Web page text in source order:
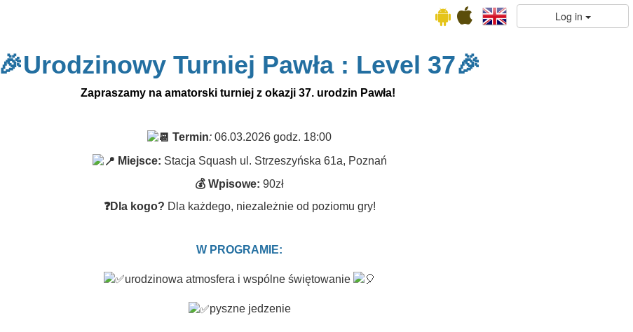
Log in
🎉Urodzinowy Turniej Pawła : Level 37🎉
Zapraszamy na amatorski turniej z okazji 37. urodzin Pawła!
Termin: 06.03.2026 godz. 18:00
Miejsce: Stacja Squash ul. Strzeszyńska 61a, Poznań
💰 Wpisowe: 90zł
❓Dla kogo? Dla każdego, niezależnie od poziomu gry!
W PROGRAMIE:
urodzinowa atmosfera i wspólne świętowanie
pyszne jedzenie